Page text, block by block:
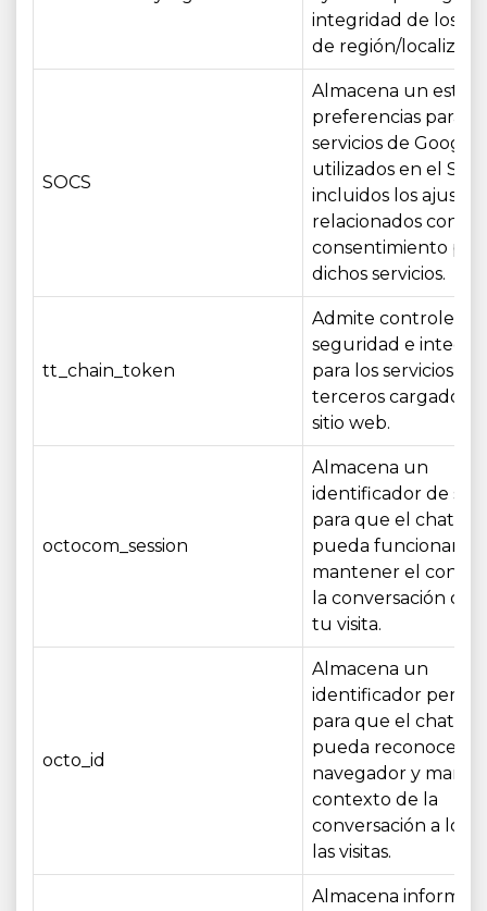
integridad de los
de región/
SOCS
Almacena un
preferencias para
servicios de Google
utilizados en el Sitio
incluidos los ajustes
relacionados con el
consentimiento
dichos servicios.
tt_chain_token
Admite controles
seguridad e
para los servicios de
terceros cargados
sitio web.
octocom_session
Almacena un
identificador de
para que el chatbot
pueda funcionar y
mantener el
la conversación
tu visita.
octo_id
Almacena un
identificador
para que el chatbot
pueda reconocer
navegador y
contexto de la
conversación a lo
las visitas.
Almacena